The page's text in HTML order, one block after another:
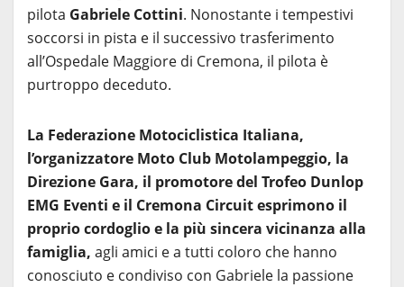
pilota Gabriele Cottini. Nonostante i tempestivi
soccorsi in pista e il successivo trasferimento
all’Ospedale Maggiore di Cremona, il pilota è
purtroppo deceduto.
La Federazione Motociclistica Italiana,
l’organizzatore Moto Club Motolampeggio, la
Direzione Gara, il promotore del Trofeo Dunlop
EMG Eventi e il Cremona Circuit esprimono il
proprio cordoglio e la più sincera vicinanza alla
famiglia, agli amici e a tutti coloro che hanno
conosciuto e condiviso con Gabriele la passione